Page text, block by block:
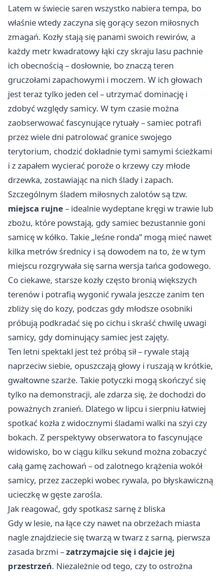
Latem w świecie saren wszystko nabiera tempa, bo
właśnie wtedy zaczyna się gorący sezon miłosnych
zmagań. Kozły stają się panami swoich rewirów, a
każdy metr kwadratowy łąki czy skraju lasu pachnie
ich obecnością – dosłownie, bo znaczą teren
gruczołami zapachowymi i moczem. W ich głowach
jest teraz tylko jeden cel – utrzymać dominację i
zdobyć względy samicy. W tym czasie można
zaobserwować fascynujące rytuały – samiec potrafi
przez wiele dni patrolować granice swojego
terytorium, chodzić dokładnie tymi samymi ścieżkami
i z zapałem wycierać poroże o krzewy czy młode
drzewka, zostawiając na nich ślady i zapach.
Szczególnym śladem miłosnych zalotów są tzw.
miejsca rujne– idealnie wydeptane kręgi w trawie lub
zbożu, które powstają, gdy samiec bezustannie goni
samicę w kółko. Takie „leśne ronda” mogą mieć nawet
kilka metrów średnicy i są dowodem na to, że w tym
miejscu rozgrywała się sarna wersja tańca godowego.
Co ciekawe, starsze kozły często bronią większych
terenów i potrafią wygonić rywala jeszcze zanim ten
zbliży się do kozy, podczas gdy młodsze osobniki
próbują podkradać się po cichu i skraść chwilę uwagi
samicy, gdy dominujący samiec jest zajęty.
Ten letni spektakl jest też próbą sił – rywale stają
naprzeciw siebie, opuszczają głowy i ruszają w krótkie,
gwałtowne szarże. Takie potyczki mogą skończyć się
tylko na demonstracji, ale zdarza się, że dochodzi do
poważnych zranień. Dlatego w lipcu i sierpniu łatwiej
spotkać kozła z widocznymi śladami walki na szyi czy
bokach. Z perspektywy obserwatora to fascynujące
widowisko, bo w ciągu kilku sekund można zobaczyć
całą gamę zachowań – od zalotnego krążenia wokół
samicy, przez zaczepki wobec rywala, po błyskawiczną
ucieczkę w gęste zarośla.
Jak reagować, gdy spotkasz sarnę z bliska
Gdy w lesie, na łące czy nawet na obrzeżach miasta
nagle znajdziecie się twarzą w twarz z sarną, pierwsza
zasada brzmi –zatrzymajcie się i dajcie jej
przestrzeń. Niezależnie od tego, czy to ostrożna